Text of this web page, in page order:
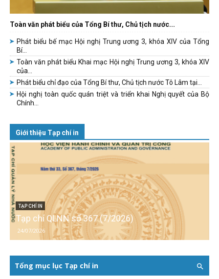
Toàn văn phát biểu của Tổng Bí thư, Chủ tịch nước...
Phát biểu bế mạc Hội nghị Trung ương 3, khóa XIV của Tổng
Bí...
Toàn văn phát biểu Khai mạc Hội nghị Trung ương 3, khóa XIV
của...
Phát biểu chỉ đạo của Tổng Bí thư, Chủ tịch nước Tô Lâm tại...
Hội nghị toàn quốc quán triệt và triển khai Nghị quyết của Bộ
Chính...
Giới thiệu Tạp chí in
TẠP CHÍ IN
Tạp chí QLNN số 367 (7/2026)
24/07/2026
Tổng mục lục Tạp chí in